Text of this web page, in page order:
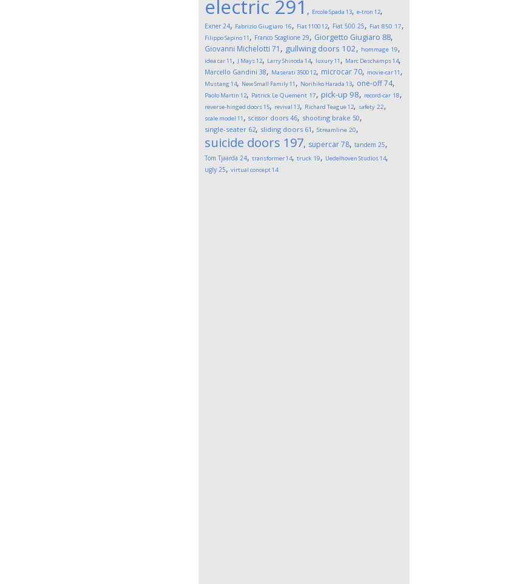
electric 291 , Ercole Spada 13, e-tron 12,
Exner 24, Fabrizio Giugiaro 16, Fiat 110012, Fiat 500 25, Fiat 850 17,
Filippo Sapino11 , Franco Scaglione 29, Giorgetto Giugiaro 88,
Giovanni Michelotti 71 , gullwing doors 102, hommage 19,
idea car11 , J Mays12, Larry Shinoda 14, luxury11 , Marc Deschamps14,
Marcello Gandini 38, Maserati 350012, microcar70, movie-car11 ,
Mustang 14, New Small Family11 , Norihiko Harada 13, one-off74,
Paolo Martin 12, Patrick Le Quement 17, pick-up 98, record-car 18,
reverse-hinged doors15, revival 13, Richard Teague12, safety 22,
scale model 11 , scissor doors 46, shooting brake 50,
single-seater 62, sliding doors 61 , Streamline 20,
suicide doors 197, supercar78, tandem 25,
Tom Tjaarda 24, transformer14, truck 19, Uedelhoven Studios14,
ugly 25, virtual concept14